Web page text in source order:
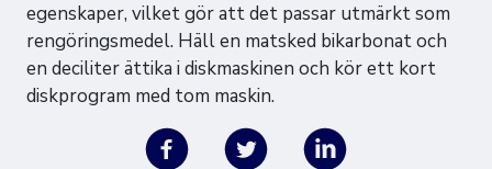
egenskaper, vilket gör att det passar utmärkt som
rengöringsmedel. Häll en matsked bikarbonat och
en deciliter ättika i diskmaskinen och kör ett kort
diskprogram med tom maskin.